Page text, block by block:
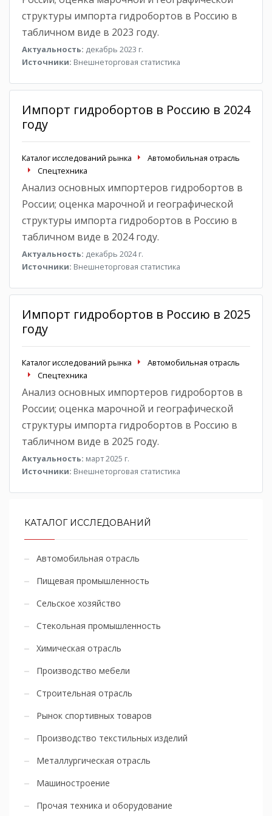
структуры импорта гидробортов в Россию в
табличном виде в 2023 году.
Актуальность: декабрь 2023 г.
Источники: Внешнеторговая статистика
Импорт гидробортов в Россию в 2024
году
Каталог исследований рынка
Автомобильная отрасль
Спецтехника
Анализ основных импортеров гидробортов в
России; оценка марочной и географической
структуры импорта гидробортов в Россию в
табличном виде в 2024 году.
Актуальность: декабрь 2024 г.
Источники: Внешнеторговая статистика
Импорт гидробортов в Россию в 2025
году
Каталог исследований рынка
Автомобильная отрасль
Спецтехника
Анализ основных импортеров гидробортов в
России; оценка марочной и географической
структуры импорта гидробортов в Россию в
табличном виде в 2025 году.
Актуальность: март 2025 г.
Источники: Внешнеторговая статистика
КАТАЛОГ ИССЛЕДОВАНИЙ
Автомобильная отрасль
Пищевая промышленность
Сельское хозяйство
Стекольная промышленность
Химическая отрасль
Производство мебели
Строительная отрасль
Рынок спортивных товаров
Производство текстильных изделий
Металлургическая отрасль
Машиностроение
Прочая техника и оборудование